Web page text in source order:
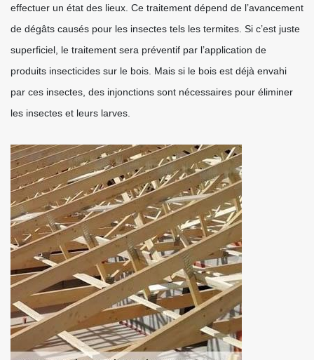
effectuer un état des lieux. Ce traitement dépend de l’avancement
de dégâts causés pour les insectes tels les termites. Si c’est juste
superficiel, le traitement sera préventif par l’application de
produits insecticides sur le bois. Mais si le bois est déjà envahi
par ces insectes, des injonctions sont nécessaires pour éliminer
les insectes et leurs larves.